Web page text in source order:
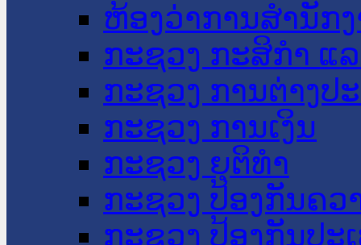
ຫ້ອງວ່າການສຳນັກ
ກະຊວງ ກະສິກຳ ແ
ກະຊວງ ການຕ່າງປ
ກະຊວງ ການເງິນ
ກະຊວງ ຍຸຕິທໍາ
ກະຊວງ ປ້ອງກັນຄວ
ກະຊວງ ປ້ອງກັນປະ